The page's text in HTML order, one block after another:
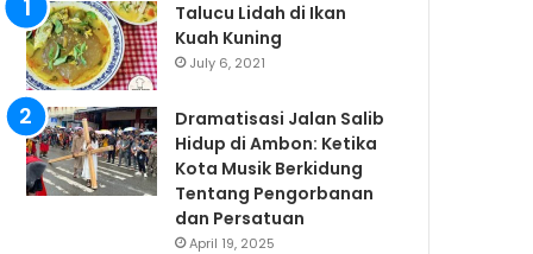
Talucu Lidah di Ikan
Kuah Kuning
July 6, 2021
Dramatisasi Jalan Salib
Hidup di Ambon: Ketika
Kota Musik Berkidung
Tentang Pengorbanan
dan Persatuan
April 19, 2025